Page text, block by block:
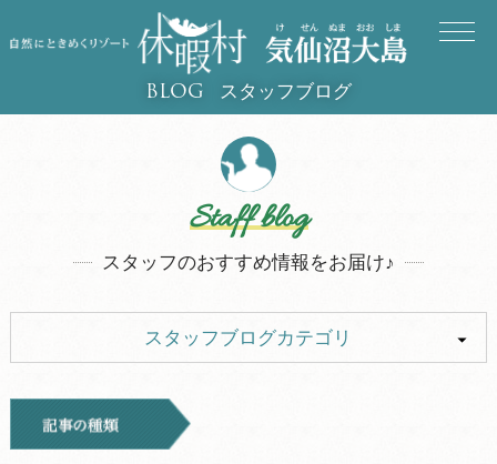
BLOG スタッフブログ
Staff blog
スタッフのおすすめ情報をお届け♪
スタッフブログカテゴリ
キャンプ